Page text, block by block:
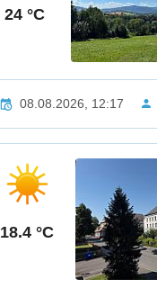
24 °C
08.08.2026, 12:17
18.4 °C